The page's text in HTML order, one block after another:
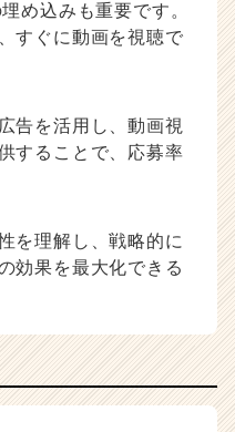
め込みも重要です。
すぐに動画を視聴で
告を活用し、動画視
することで、応募率
を理解し、戦略的に
効果を最大化できる